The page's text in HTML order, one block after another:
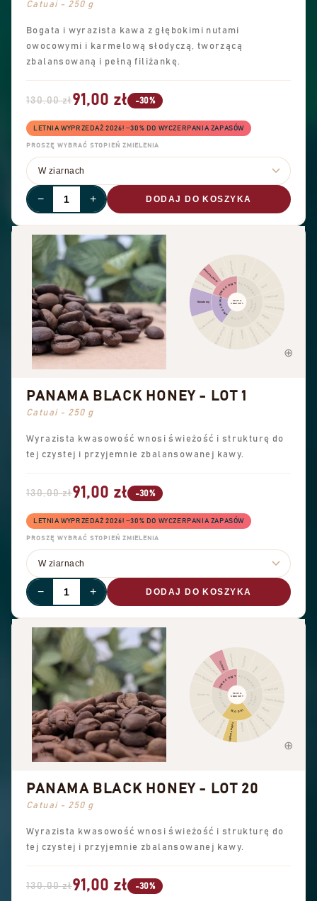
Catuai - 250 g
Bogata i wyrazista kawa z głębokimi nutami
owocowymi i karmelową słodyczą, tworzącą
zbalansowaną i pełną filiżankę.
130,00 zł91,00 zł -30%
LETNIA WYPRZEDAŻ 2026! −30% DO WYCZERPANIA ZAPASÓW
PROSZĘ WYBRAĆ STOPIEŃ ZMIELENIA
− + DODAJ DO KOSZYKA
Cynamon
Pieprz
Ostry
Czekolada
Orzech laskowy
Migdał
Orzeszki ziemne
Cukier trzcinowy
Wanilia
Ogólna słodycz
Słodkie aromaty
Czarna herbata
Kwiatowy
Owoce jagodowe
Suszone owoceCytrusy Inne owoce
PRZYPRAWY
SŁODKI
KWIATOWY
OWOCOWY
PROFIL
SMAKOWY
PANAMA BLACK HONEY - LOT 1
Catuai - 250 g
Wyrazista kwasowość wnosi świeżość i strukturę do
tej czystej i przyjemnie zbalansowanej kawy.
130,00 zł91,00 zł -30%
LETNIA WYPRZEDAŻ 2026! −30% DO WYCZERPANIA ZAPASÓW
PROSZĘ WYBRAĆ STOPIEŃ ZMIELENIA
− + DODAJ DO KOSZYKA
Cynamon
Pieprz
Ostry
Czekolada
Orzech laskowy
Migdał
Orzeszki ziemne
Cukier trzcinowy
Wanilia
Ogólna słodycz
Słodkie aromaty
Czarna herbata
Kwiatowy
Owoce jagodowe
Suszone owoceCytrusy Inne owoce
PRZYPRAWY
SŁODKI
KWIATOWY
OWOCOWY
PROFIL
SMAKOWY
PANAMA BLACK HONEY - LOT 20
Catuai - 250 g
Wyrazista kwasowość wnosi świeżość i strukturę do
tej czystej i przyjemnie zbalansowanej kawy.
130,00 zł91,00 zł -30%